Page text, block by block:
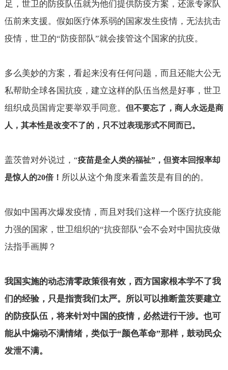
足，世卫的防疫队伍就为他们提供防疫方案，还派专家队
伍前来支援。假如医疗体系弱的国家发生疫情，无法抗击
疫情，世卫的“防疫部队”就会接管这个国家的抗疫。
多么美妙的方案，看起来没有任何问题，而且还能大公无
私帮助全球各国抗疫，建立这样的队伍当然是好事，世卫
组织成员国肯定要举双手同意。 但不要忘了，商人永远是商
人，其本性是改变不了的，只不过表现形式不同而已。
盖茨曾对外说过，“疫苗是全人类的福祉”，但资本回报率却
是惊人的20倍！ 所以从这个角度来看盖茨是有目的的。
假如中国再次爆发疫情，而且对我们这样一个医疗抗疫能
力强的国家，世卫组织的“抗疫部队”会不会对中国抗疫做
法指手画脚？
我国实施的动态清零政策很有效，西方国家根本学不了我
们的经验，只是指责我们太严。所以可以推断盖茨要建立
的防疫队伍，将来针对中国的疫情，必然进行干涉。也可
能从中煽动不满情绪，类似于“颜色革命”那样，鼓动民众
发泄不满。